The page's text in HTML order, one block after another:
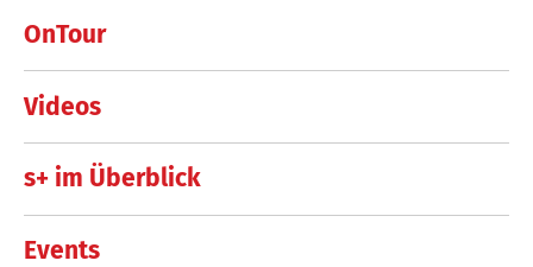
OnTour
Videos
s+ im Überblick
Events